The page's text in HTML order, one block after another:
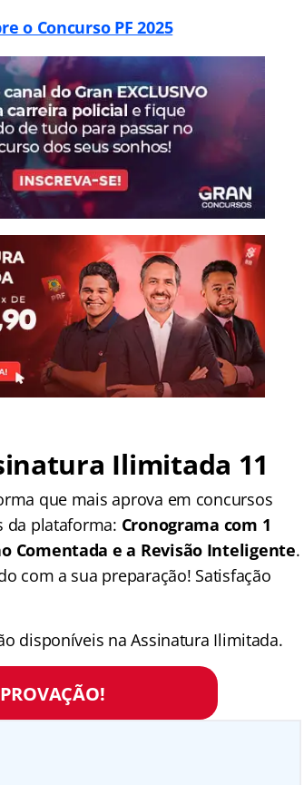
o Concurso PF 2025
Ilimitada 11
que mais aprova em concursos
da plataforma: Cronograma com 1
Comentada e a Revisão Inteligente.
com a sua preparação! Satisfação
disponíveis na Assinatura Ilimitada.